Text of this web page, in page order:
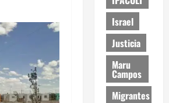
Israel
Justicia
Maru
Campos
Migrantes